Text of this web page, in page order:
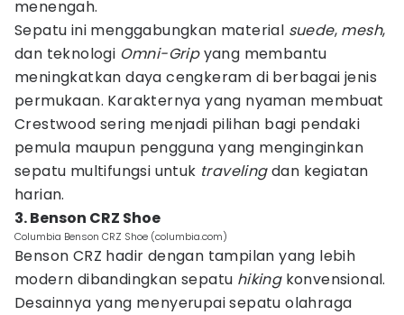
menengah.
Sepatu ini menggabungkan material suede, mesh,
dan teknologi Omni-Gripyang membantu
meningkatkan daya cengkeram di berbagai jenis
permukaan. Karakternya yang nyaman membuat
Crestwood sering menjadi pilihan bagi pendaki
pemula maupun pengguna yang menginginkan
sepatu multifungsi untuk travelingdan kegiatan
harian.
3. Benson CRZ Shoe
Columbia Benson CRZ Shoe (columbia.com)
Benson CRZ hadir dengan tampilan yang lebih
modern dibandingkan sepatu hiking konvensional.
Desainnya yang menyerupai sepatu olahraga